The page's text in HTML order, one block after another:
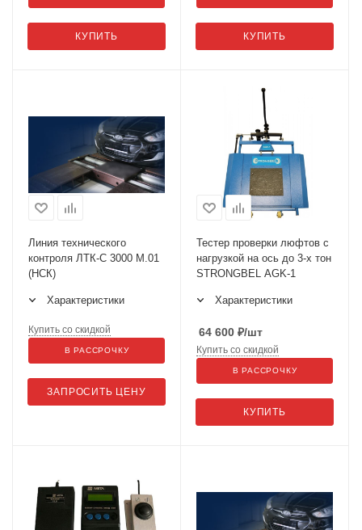
КУПИТЬ КУПИТЬ
Линия технического
контроля ЛТК-С 3000 М.01
(НСК)
Характеристики
ЗАПРОСИТЬ ЦЕНУ
Купить со скидкой
В РАССРОЧКУ
Тестер проверки люфтов с
нагрузкой на ось до 3-х тон
STRONGBEL AGK-1
Характеристики
64 600 ₽/шт
КУПИТЬ
Купить со скидкой
В РАССРОЧКУ